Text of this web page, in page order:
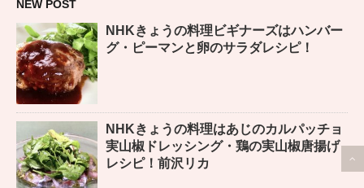
NEW POST
NHKきょうの料理ビギナーズはハンバー
グ・ピーマンと卵のサラダレシピ！
NHKきょうの料理はあじのカルパッチョ
実山椒ドレッシング・鶏の実山椒唐揚げ
レシピ！前沢リカ